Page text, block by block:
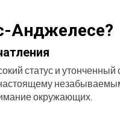
Анджелесе?
статус и
окружающих.